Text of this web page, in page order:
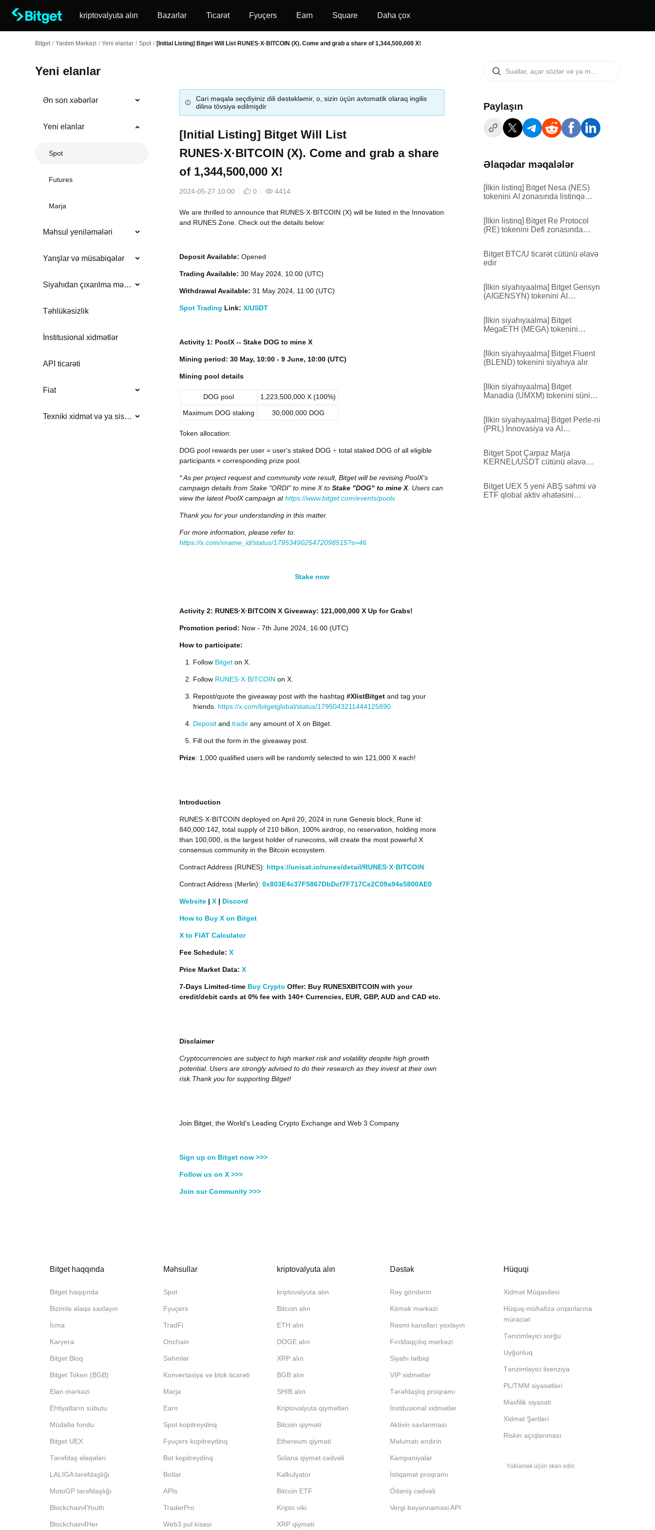
kriptovalyuta alın Bazarlar Ticarət Fyuçers Earn Square Daha çox
Bitget / Yardım Mərkəzi / Yeni elanlar / Spot / [Initial Listing] Bitget Will List RUNES·X·BITCOIN (X). Come and grab a share of 1,344,500,000 X!
Yeni elanlar
Ən son xəbərlər
Yeni elanlar
Spot
Futures
Marja
Məhsul yeniləmələri
Yarışlar və müsabiqələr
Siyahıdan çıxarılma məlumatı
Təhlükəsizlik
İnstitusional xidmətlər
API ticarəti
Fiat
Texniki xidmət və ya sistem yeniləmələri
Cari məqalə seçdiyiniz dili dəstəkləmir, o, sizin üçün avtomatik olaraq ingilis
dilinə tövsiyə edilmişdir
[Initial Listing] Bitget Will List
RUNES·X·BITCOIN (X). Come and grab a share
of 1,344,500,000 X!
2024-05-27 10:00 0 4414
We are thrilled to announce that RUNES·X·BITCOIN (X) will be listed in the Innovation
and RUNES Zone. Check out the details below:
Deposit Available: Opened
Trading Available: 30 May 2024, 10:00 (UTC)
Withdrawal Available: 31 May 2024, 11:00 (UTC)
Spot Trading Link: X/USDT
Activity 1: PoolX -- Stake DOG to mine X
Mining period: 30 May, 10:00 - 9 June, 10:00 (UTC)
Mining pool details
DOG pool 1,223,500,000 X (100%)
Maximum DOG staking 30,000,000 DOG
Token allocation:
DOG pool rewards per user = user's staked DOG ÷ total staked DOG of all eligible
participants × corresponding prize pool.
* As per project request and community vote result, Bitget will be revising PoolX's
campaign details from Stake "ORDI" to mine X to Stake "DOG" to mine X . Users can
view the latest PoolX campaign at https://www.bitget.com/events/poolx
Thank you for your understanding in this matter.
For more information, please refer to:
https://x.com/xname_id/status/1795349025472098515?s=46
Stake now
Activity 2: RUNES·X·BITCOIN X Giveaway: 121,000,000 X Up for Grabs!
Promotion period: Now - 7th June 2024, 16:00 (UTC)
How to participate:
Follow Bitget on X.
Follow RUNES·X·BITCOIN on X.
Repost/quote the giveaway post with the hashtag #XlistBitget and tag your
friends. https://x.com/bitgetglobal/status/1795043211444125890
Deposit and trade any amount of X on Bitget.
Fill out the form in the giveaway post.
Prize: 1,000 qualified users will be randomly selected to win 121,000 X each!
Introduction
RUNES·X·BITCOIN deployed on April 20, 2024 in rune Genesis block, Rune id:
840,000:142, total supply of 210 billion, 100% airdrop, no reservation, holding more
than 100,000, is the largest holder of runecoins, will create the most powerful X
consensus community in the Bitcoin ecosystem.
Contract Address (RUNES): https://unisat.io/runes/detail/RUNES·X·BITCOIN
Contract Address (Merlin): 0x803E4c37F5867DbDcf7F717Ce2C09a94e5800AE0
Website | X | Discord
How to Buy X on Bitget
X to FIAT Calculator
Fee Schedule: X
Price Market Data: X
7-Days Limited-time Buy Crypto Offer: Buy RUNESXBITCOIN with your
credit/debit cards at 0% fee with 140+ Currencies, EUR, GBP, AUD and CAD etc.
Disclaimer
Cryptocurrencies are subject to high market risk and volatility despite high growth
potential. Users are strongly advised to do their research as they invest at their own
risk.Thank you for supporting Bitget!
Join Bitget, the World's Leading Crypto Exchange and Web 3 Company
Sign up on Bitget now >>>
Follow us on X >>>
Join our Community >>>
Paylaşın
Əlaqədar məqalələr
[İlkin listinq] Bitget Nesa (NES)
tokenini AI zonasında listinqə
[İlkin listinq] Bitget Re Protocol
(RE) tokenini Defi zonasında
Bitget BTC/U ticarət cütünü əlavə
edir
[İlkin siyahıyaalma] Bitget Gensyn
(AIGENSYN) tokenini AI
[İlkin siyahıyaalma] Bitget
MegaETH (MEGA) tokenini
[İlkin siyahıyaalma] Bitget Fluent
(BLEND) tokenini siyahıya alır
[İlkin siyahıyaalma] Bitget
Manadia (UMXM) tokenini süni
[İlkin siyahıyaalma] Bitget Perle-ni
(PRL) İnnovasiya və AI
Bitget Spot Çarpaz Marja
KERNEL/USDT cütünü əlavə
Bitget UEX 5 yeni ABŞ səhmi və
ETF qlobal aktiv əhatəsini
Bitget haqqında
Bitget haqqında
Bizimlə əlaqə saxlayın
İcma
Karyera
Bitget Bloq
Bitget Token (BGB)
Elan mərkəzi
Ehtiyatların sübutu
Müdafiə fondu
Bitget UEX
Tərəfdaş əlaqələri
LALIGA tərəfdaşlığı
MotoGP tərəfdaşlığı
Blockchain4Youth
Blockchain4Her
Məhsullar
Spot
Fyuçers
TradFi
Onchain
Səhmlər
Konvertasiya və blok ticarəti
Marja
Earn
Spot kopitreydinq
Fyuçers kopitreydinq
Bot kopitreydinq
Botlar
APIs
TraderPro
Web3 pul kisəsi
kriptovalyuta alın
kriptovalyuta alın
Bitcoin alın
ETH alın
DOGE alın
XRP alın
BGB alın
SHIB alın
Kriptovalyuta qiymətləri
Bitcoin qiyməti
Ethereum qiyməti
Solana qiymət cədvəli
Kalkulyator
Bitcoin ETF
Kripto viki
XRP qiyməti
Dəstək
Rəy göndərin
Kömək mərkəzi
Rəsmi kanalları yoxlayın
Fırıldaqçılıq mərkəzi
Siyahı tətbiqi
VIP xidmətlər
Tərəfdaşlıq proqramı
İnstitusional xidmətlər
Aktivin saxlanması
Məlumatı endirin
Kampaniyalar
İstiqamət proqramı
Ödəniş cədvəli
Vergi bəyannaməsi API
Hüquqi
Xidmət Müqaviləsi
Hüquq-mühafizə orqanlarına
müraciət
Tənzimləyici sorğu
Uyğunluq
Tənzimləyici lisenziya
PL/TMM siyasətləri
Məxfilik siyasəti
Xidmət Şərtləri
Riskin açıqlanması
Yükləmək üçün skan edin